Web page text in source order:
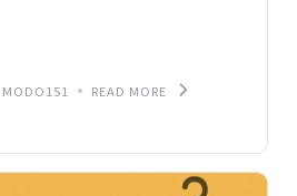
から、寄付やリサイクルボックス
READ MORE